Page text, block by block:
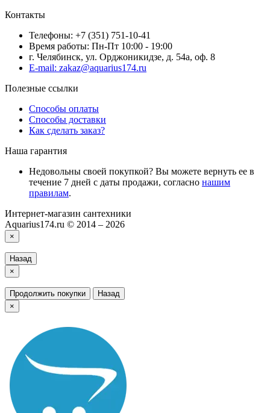
Контакты
Телефоны: +7 (351) 751-10-41
Время работы: Пн-Пт 10:00 - 19:00
г. Челябинск, ул. Орджоникидзе, д. 54а, оф. 8
E-mail: zakaz@aquarius174.ru
Полезные ссылки
Способы оплаты
Способы доставки
Как сделать заказ?
Наша гарантия
Недовольны своей покупкой? Вы можете вернуть ее в
течение 7 дней с даты продажи, согласно нашим
правилам.
Интернет-магазин сантехники
Aquarius174.ru © 2014 – 2026
×
Назад
×
Продолжить покупки
Назад
×